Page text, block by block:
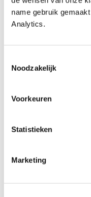
name gebruik
Analytics.
Noodzakelijk
Voorkeuren
Statistieken
Marketing
€
Spear
Auf